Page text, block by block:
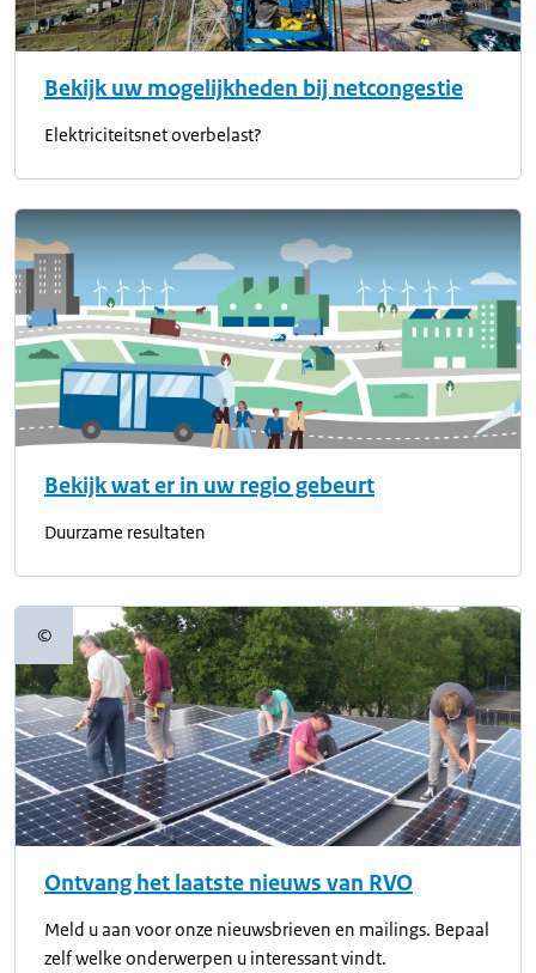
Bekijk uw mogelijkheden bij netcongestie
Elektriciteitsnet overbelast?
Bekijk wat er in uw regio gebeurt
Duurzame resultaten
©Copyrightinformatie
Ontvang het laatste nieuws van RVO
Meld u aan voor onze nieuwsbrieven en mailings. Bepaal
zelf welke onderwerpen u interessant vindt.